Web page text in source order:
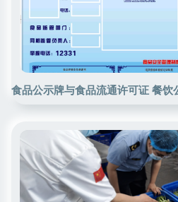
食品公示牌与食品流通许可证 餐